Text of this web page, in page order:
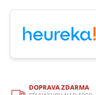
DOPRAVA ZDARMA